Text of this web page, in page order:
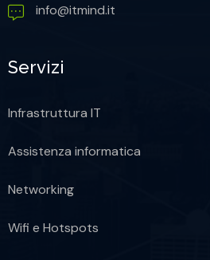
info@itmind.it
Servizi
Infrastruttura IT
Assistenza informatica
Networking
Wifi e Hotspots